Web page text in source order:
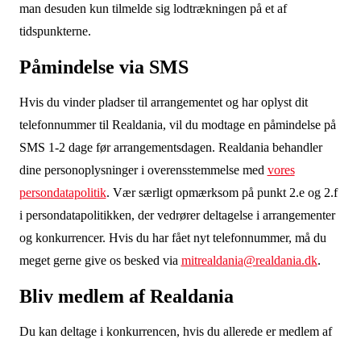
man desuden kun tilmelde sig lodtrækningen på et af
tidspunkterne.
Påmindelse via SMS
Hvis du vinder pladser til arrangementet og har oplyst dit
telefonnummer til Realdania, vil du modtage en påmindelse på
SMS 1-2 dage før arrangementsdagen. Realdania behandler
dine personoplysninger i overensstemmelse med vores
persondatapolitik. Vær særligt opmærksom på punkt 2.e og 2.f
i persondatapolitikken, der vedrører deltagelse i arrangementer
og konkurrencer. Hvis du har fået nyt telefonnummer, må du
meget gerne give os besked via mitrealdania@realdania.dk.
Bliv medlem af Realdania
Du kan deltage i konkurrencen, hvis du allerede er medlem af